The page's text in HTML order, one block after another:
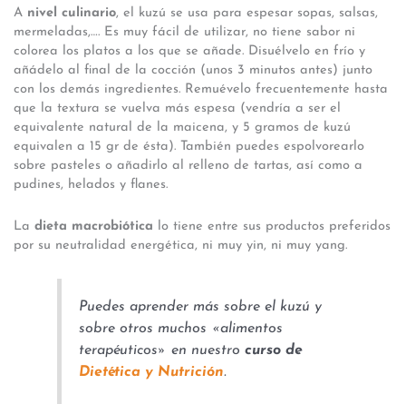
A nivel culinario, el kuzú se usa para espesar sopas, salsas,
mermeladas,…. Es muy fácil de utilizar, no tiene sabor ni
colorea los platos a los que se añade. Disuélvelo en frío y
añádelo al final de la cocción (unos 3 minutos antes) junto
con los demás ingredientes. Remuévelo frecuentemente hasta
que la textura se vuelva más espesa (vendría a ser el
equivalente natural de la maicena, y 5 gramos de kuzú
equivalen a 15 gr de ésta). También puedes espolvorearlo
sobre pasteles o añadirlo al relleno de tartas, así como a
pudines, helados y flanes.
La dieta macrobiótica lo tiene entre sus productos preferidos
por su neutralidad energética, ni muy yin, ni muy yang.
Puedes aprender más sobre el kuzú y
sobre otros muchos «alimentos
terapéuticos» en nuestrocurso de
Dietética y Nutrición.